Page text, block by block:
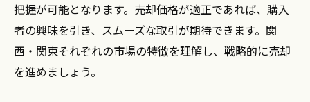
把握が可能となります。売却価格が適正であれば、購入
者の興味を引き、スムーズな取引が期待できます。関
西・関東それぞれの市場の特徴を理解し、戦略的に売却
を進めましょう。